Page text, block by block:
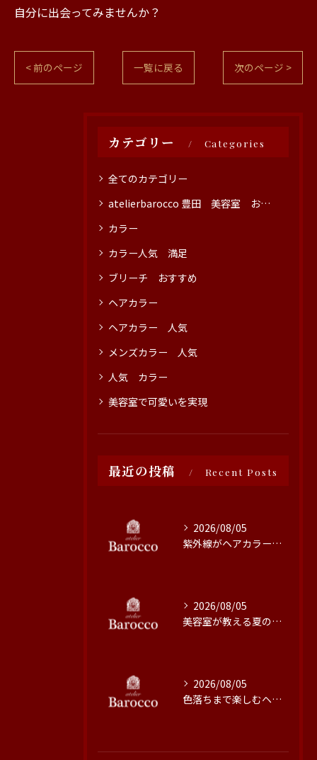
自分に出会ってみませんか？
< 前のページ 一覧に戻る 次のページ >
カテゴリー Categories
全てのカテゴリー
atelierbarocco 豊田 美容室 おすすめ
カラー
カラー人気 満足
ブリーチ おすすめ
ヘアカラー
ヘアカラー 人気
メンズカラー 人気
人気 カラー
美容室で可愛いを実現
最近の投稿 Recent Posts
2026/08/05
紫外線がヘアカラーに与える影響と対策
2026/08/05
美容室が教える夏の最旬ヘアカラー技術
2026/08/05
色落ちまで楽しむヘアカラーの秘訣